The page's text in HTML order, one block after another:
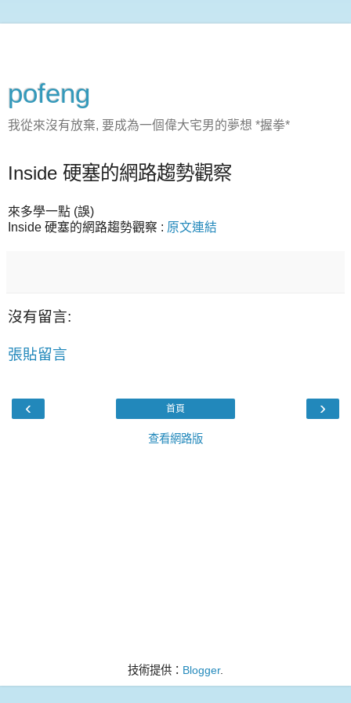
pofeng
我從來沒有放棄, 要成為一個偉大宅男的夢想 *握拳*
Inside 硬塞的網路趨勢觀察
來多學一點 (誤)
Inside 硬塞的網路趨勢觀察 : 原文連結
沒有留言:
張貼留言
‹ ›
首頁
查看網路版
技術提供： Blogger.